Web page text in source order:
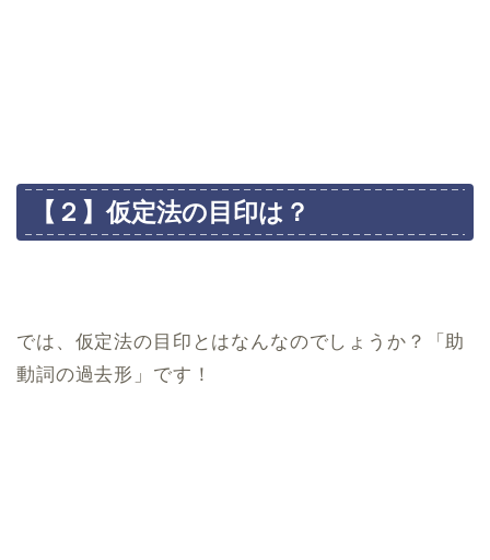
【２】仮定法の目印は？
では、仮定法の目印とはなんなのでしょうか？「助
動詞の過去形」です！